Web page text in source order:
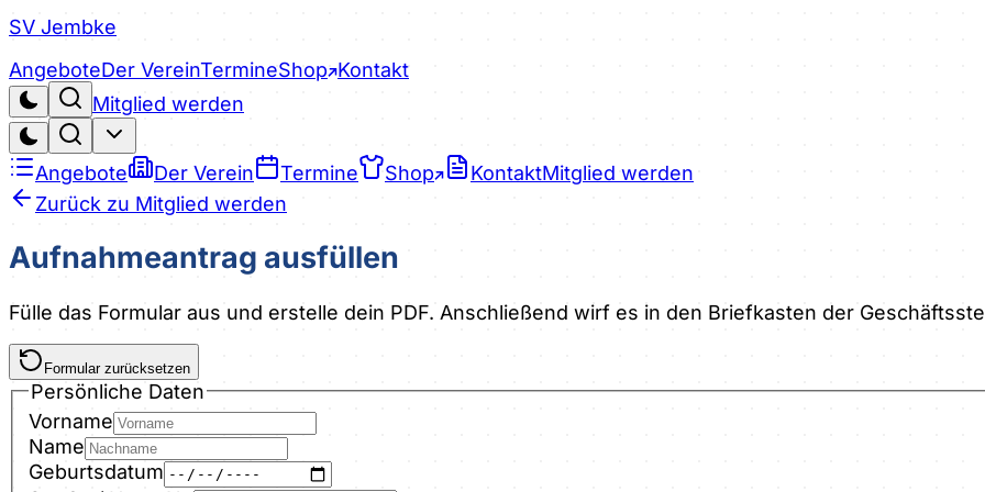
SV Jembke
AngeboteDer VereinTermineShop Kontakt
Mitglied werden
Angebote Der Verein Termine Shop KontaktMitglied werden
Zurück zu Mitglied werden
Aufnahmeantrag ausfüllen
Fülle das Formular aus und erstelle dein PDF. Anschließend wirf es in den Briefkasten der
Formular zurücksetzen
Persönliche Daten
Vorname
Name
Geburtsdatum